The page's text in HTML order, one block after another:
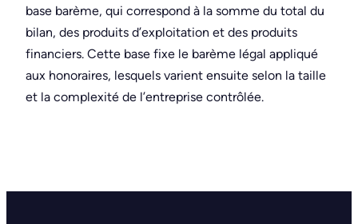
base barème, qui correspond à la somme du total du
bilan, des produits d’exploitation et des produits
financiers. Cette base fixe le barème légal appliqué
aux honoraires, lesquels varient ensuite selon la taille
et la complexité de l’entreprise contrôlée.